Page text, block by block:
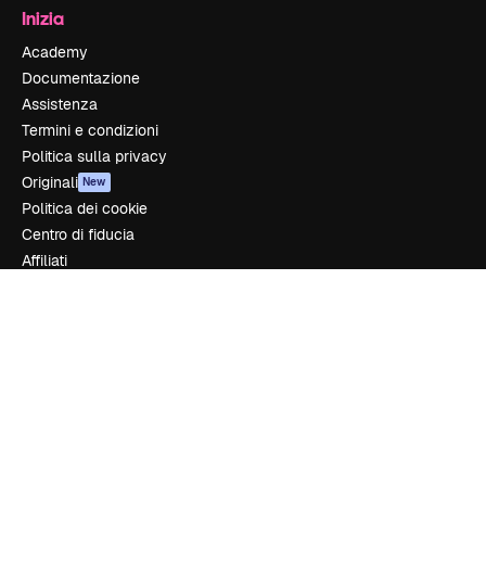
Inizia
Academy
Documentazione
Assistenza
Termini e condizioni
Politica sulla privacy
Originali New
Politica dei cookie
Centro di fiducia
Affiliati